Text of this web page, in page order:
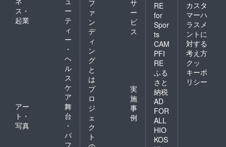
ス・
起業
ー
テ
ィ
ー
・
ヘ
ル
ス
ケ
ア
アー
ト・
写真
舞
台
・
パ
フ
フ
ァ
ン
デ
ィ
ン
グ
と
は
サ
ー
ビ
ス
プ
ロ
ジ
ェ
ク
ト
実
施
事
例
RE
for
Spor
ts
CAM
PFI
RE
ふる
さと
納税
AD
FOR
ALL
HIO
KOS
カスタ
マーハ
ラスメ
ントに
対する
考え方
クッ
キーポ
リシー